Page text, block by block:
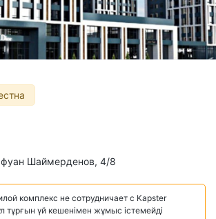
Шаймерденов, 4/8
комплекс не сотрудничает с Kapster
тұрғын үй кешенімен жұмыс істемейді